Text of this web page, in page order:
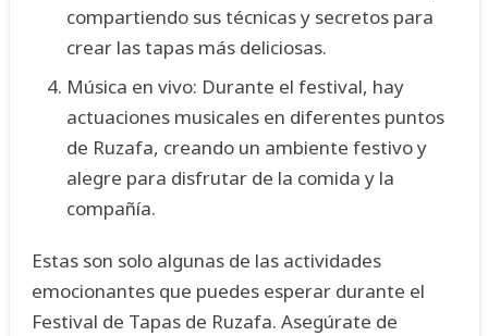
compartiendo sus técnicas y secretos para
crear las tapas más deliciosas.
Música en vivo: Durante el festival, hay
actuaciones musicales en diferentes puntos
de Ruzafa, creando un ambiente festivo y
alegre para disfrutar de la comida y la
compañía.
Estas son solo algunas de las actividades
emocionantes que puedes esperar durante el
Festival de Tapas de Ruzafa. Asegúrate de